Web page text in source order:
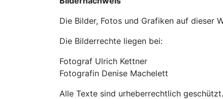
Die Bilder, Fotos und Grafiken auf dieser
Die Bilderrechte liegen bei:
Fotograf Ulrich Kettner
Fotografin Denise Machelett
Alle Texte sind urheberrechtlich geschützt.